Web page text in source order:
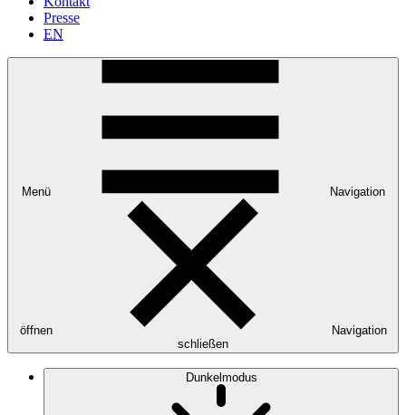
Presse
EN
Menü Navigation
öffnen
Navigation
schließen
Dunkelmodus